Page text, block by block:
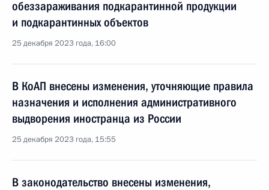
обеззараживания подкарантинной продукции
и подкарантинных объектов
25 декабря 2023 года, 16:00
В КоАП внесены изменения, уточняющие правила
назначения и исполнения административного
выдворения иностранца из России
25 декабря 2023 года, 15:55
В законодательство внесены изменения,